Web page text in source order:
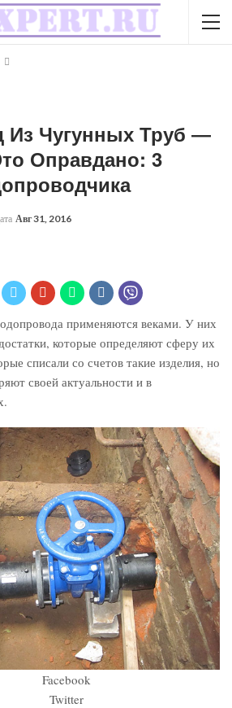
Из Чугунных Труб ―
Оправдано: 3
Авг 31, 2016
применяются веками. У них
которые определяют сферу их
списали со счетов такие изделия, но
своей актуальности и в
Facebook
Twitter